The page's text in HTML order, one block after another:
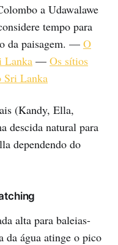
a Udawalawe
tempo para
da paisagem. — O
Lanka — Os sítios
Sri Lanka
(Kandy, Ella,
descida natural para
dependendo do
alta para baleias-
da água atinge o pico